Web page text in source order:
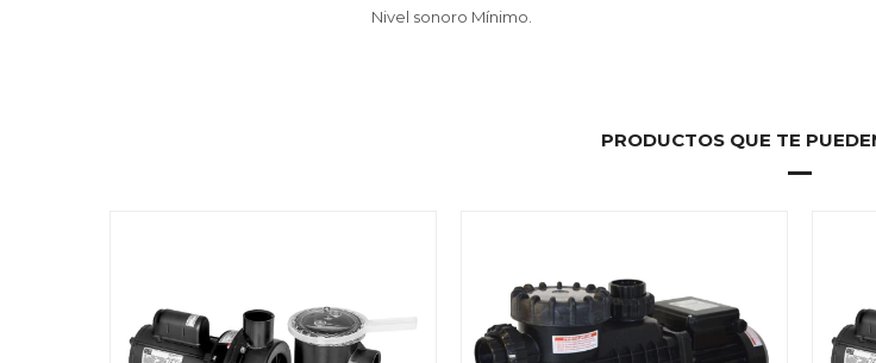
Nivel sonoro Mínimo.
PRODUCTOS QUE TE